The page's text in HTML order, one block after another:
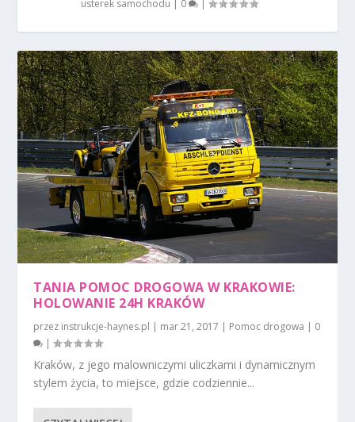
usterek samochodu
0 |
TANIA POMOC DROGOWA W KRAKOWIE:
HOLOWANIE 24H KRAKÓW
przez instrukcje-haynes.pl | mar 21, 2017 | Pomoc drogowa | 0
|
Kraków, z jego malowniczymi uliczkami i dynamicznym
stylem życia, to miejsce, gdzie codziennie...